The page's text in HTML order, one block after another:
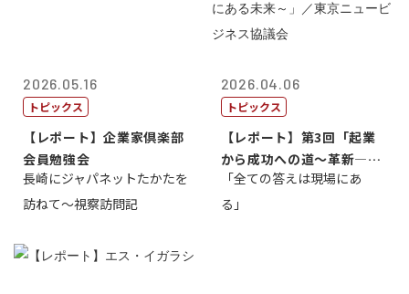
2026.05.16
トピックス
【レポート】企業家倶楽部
会員勉強会
長崎にジャパネットたかたを
訪ねて～視察訪問記
2026.04.06
トピックス
【レポート】第3回「起業
から成功への道～革新―挑
戦の先にある...
「全ての答えは現場にあ
る」